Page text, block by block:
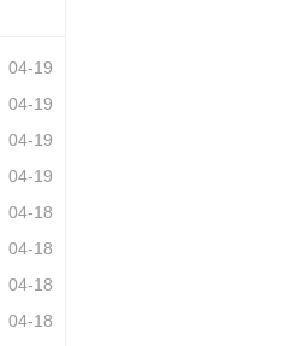
04-19
04-19
04-19
04-19
04-18
04-18
04-18
04-18